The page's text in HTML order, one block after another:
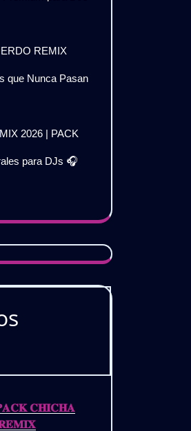
REMIX
que Nunca Pasan
2026 | PACK
para DJs 🎧
𝐂𝐇𝐈𝐂𝐇𝐀